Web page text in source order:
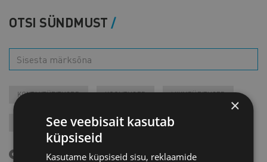
OTSI SÜNDMUST
KONTAKTÜRITUSED KOOLITUSED LIIKMEÜRITUSED
JÄRELVAATAMINE MESSID VARIA
Tulevased sündmused
×
See veebisait kasutab
küpsiseid
Kasutame küpsiseid sisu, reklaamide